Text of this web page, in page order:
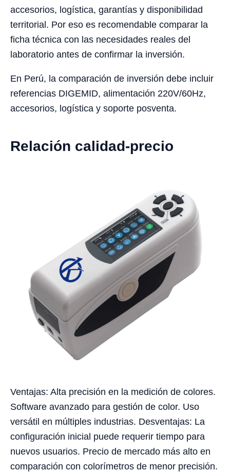
accesorios, logística, garantías y disponibilidad
territorial. Por eso es recomendable comparar la
ficha técnica con las necesidades reales del
laboratorio antes de confirmar la inversión.
En Perú, la comparación de inversión debe incluir
referencias DIGEMID, alimentación 220V/60Hz,
accesorios, logística y soporte posventa.
Relación calidad-precio
Ventajas: Alta precisión en la medición de colores.
Software avanzado para gestión de color. Uso
versátil en múltiples industrias. Desventajas: La
configuración inicial puede requerir tiempo para
nuevos usuarios. Precio de mercado más alto en
comparación con colorímetros de menor precisión.